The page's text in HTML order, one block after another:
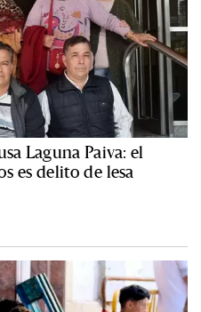
Laguna Paiva: el
es delito de lesa